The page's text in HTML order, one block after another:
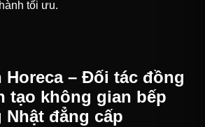
tối ưu.
Horeca – Đối tác đồng
tạo không gian bếp
Nhật đẳng cấp